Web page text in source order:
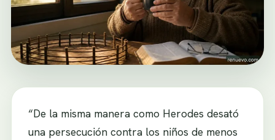
“De la misma manera como Herodes desató
una persecución contra los niños de menos